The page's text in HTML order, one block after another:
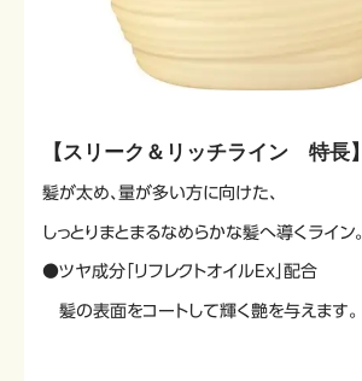
【スリーク＆リッチライン 特長】
髪が太め、量が多い方に向けた、
しっとりまとまるなめらかな髪へ導くライン。
●ツヤ成分「リフレクトオイルEｘ」配合
髪の表面をコートして輝く艶を与えます。